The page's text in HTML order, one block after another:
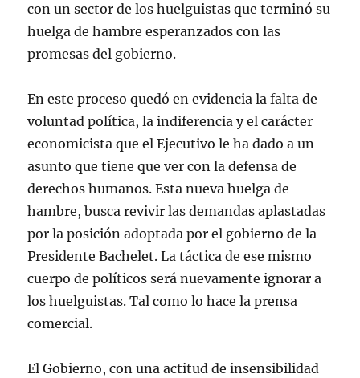
con un sector de los huelguistas que terminó su
huelga de hambre esperanzados con las
promesas del gobierno.
En este proceso quedó en evidencia la falta de
voluntad política, la indiferencia y el carácter
economicista que el Ejecutivo le ha dado a un
asunto que tiene que ver con la defensa de
derechos humanos. Esta nueva huelga de
hambre, busca revivir las demandas aplastadas
por la posición adoptada por el gobierno de la
Presidente Bachelet. La táctica de ese mismo
cuerpo de políticos será nuevamente ignorar a
los huelguistas. Tal como lo hace la prensa
comercial.
El Gobierno, con una actitud de insensibilidad